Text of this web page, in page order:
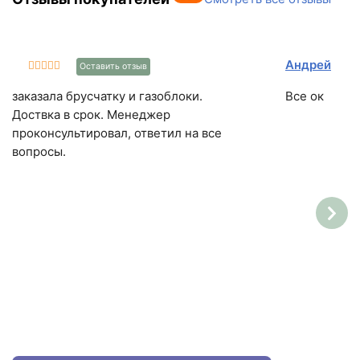
Оставить отзыв
заказала брусчатку и газоблоки.
Доствка в срок. Менеджер
проконсультировал, ответил на все
вопросы.
Андрей
Все ок